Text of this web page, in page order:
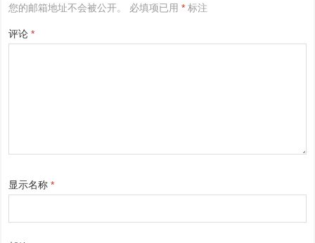
您的邮箱地址不会被公开。 必填项已用* 标注
评论*
显示名称*